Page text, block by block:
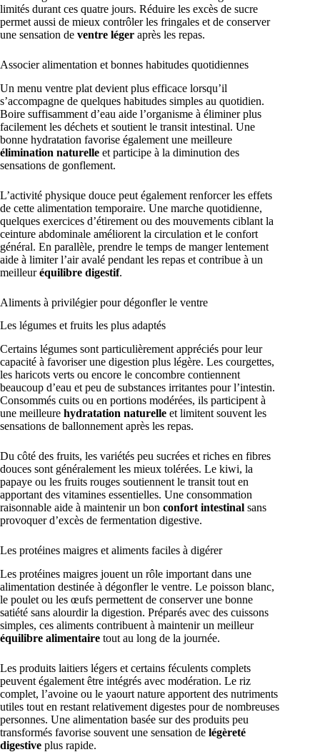
limités durant ces quatre jours. Réduire les excès de sucre
permet aussi de mieux contrôler les fringales et de conserver
une sensation de ventre léger après les repas.
Associer alimentation et bonnes habitudes quotidiennes
Un menu ventre plat devient plus efficace lorsqu’il
s’accompagne de quelques habitudes simples au quotidien.
Boire suffisamment d’eau aide l’organisme à éliminer plus
facilement les déchets et soutient le transit intestinal. Une
bonne hydratation favorise également une meilleure
élimination naturelle et participe à la diminution des
sensations de gonflement.
L’activité physique douce peut également renforcer les effets
de cette alimentation temporaire. Une marche quotidienne,
quelques exercices d’étirement ou des mouvements ciblant la
ceinture abdominale améliorent la circulation et le confort
général. En parallèle, prendre le temps de manger lentement
aide à limiter l’air avalé pendant les repas et contribue à un
meilleuréquilibre digestif.
Aliments à privilégier pour dégonfler le ventre
Les légumes et fruits les plus adaptés
Certains légumes sont particulièrement appréciés pour leur
capacité à favoriser une digestion plus légère. Les courgettes,
les haricots verts ou encore le concombre contiennent
beaucoup d’eau et peu de substances irritantes pour l’intestin.
Consommés cuits ou en portions modérées, ils participent à
une meilleure hydratation naturelle et limitent souvent les
sensations de ballonnement après les repas.
Du côté des fruits, les variétés peu sucrées et riches en fibres
douces sont généralement les mieux tolérées. Le kiwi, la
papaye ou les fruits rouges soutiennent le transit tout en
apportant des vitamines essentielles. Une consommation
raisonnable aide à maintenir un bon confort intestinal sans
provoquer d’excès de fermentation digestive.
Les protéines maigres et aliments faciles à digérer
Les protéines maigres jouent un rôle important dans une
alimentation destinée à dégonfler le ventre. Le poisson blanc,
le poulet ou les œufs permettent de conserver une bonne
satiété sans alourdir la digestion. Préparés avec des cuissons
simples, ces aliments contribuent à maintenir un meilleur
équilibre alimentaire tout au long de la journée.
Les produits laitiers légers et certains féculents complets
peuvent également être intégrés avec modération. Le riz
complet, l’avoine ou le yaourt nature apportent des nutriments
utiles tout en restant relativement digestes pour de nombreuses
personnes. Une alimentation basée sur des produits peu
transformés favorise souvent une sensation de légèreté
digestive plus rapide.